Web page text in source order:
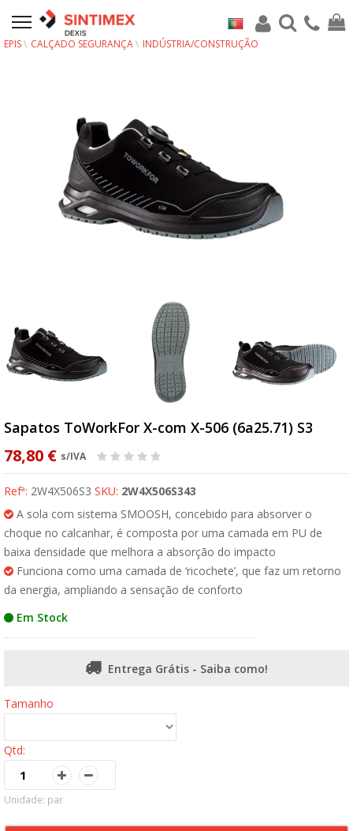
EPIS CALÇADO SEGURANÇA INDÚSTRIA/CONSTRUÇÃO
Sapatos ToWorkFor X-com X-506 (6a25.71) S3
78,80 € s/IVA
Refª: 2W4X506S3 SKU: 2W4X506S343
A sola com sistema SMOOSH, concebido para absorver o
choque no calcanhar, é composta por uma camada em PU de
baixa densidade que melhora a absorção do impacto
Funciona como uma camada de ‘ricochete’, que faz um retorno
da energia, ampliando a sensação de conforto
Em Stock
Entrega Grátis - Saiba como!
Tamanho
Qtd:
Unidade: par